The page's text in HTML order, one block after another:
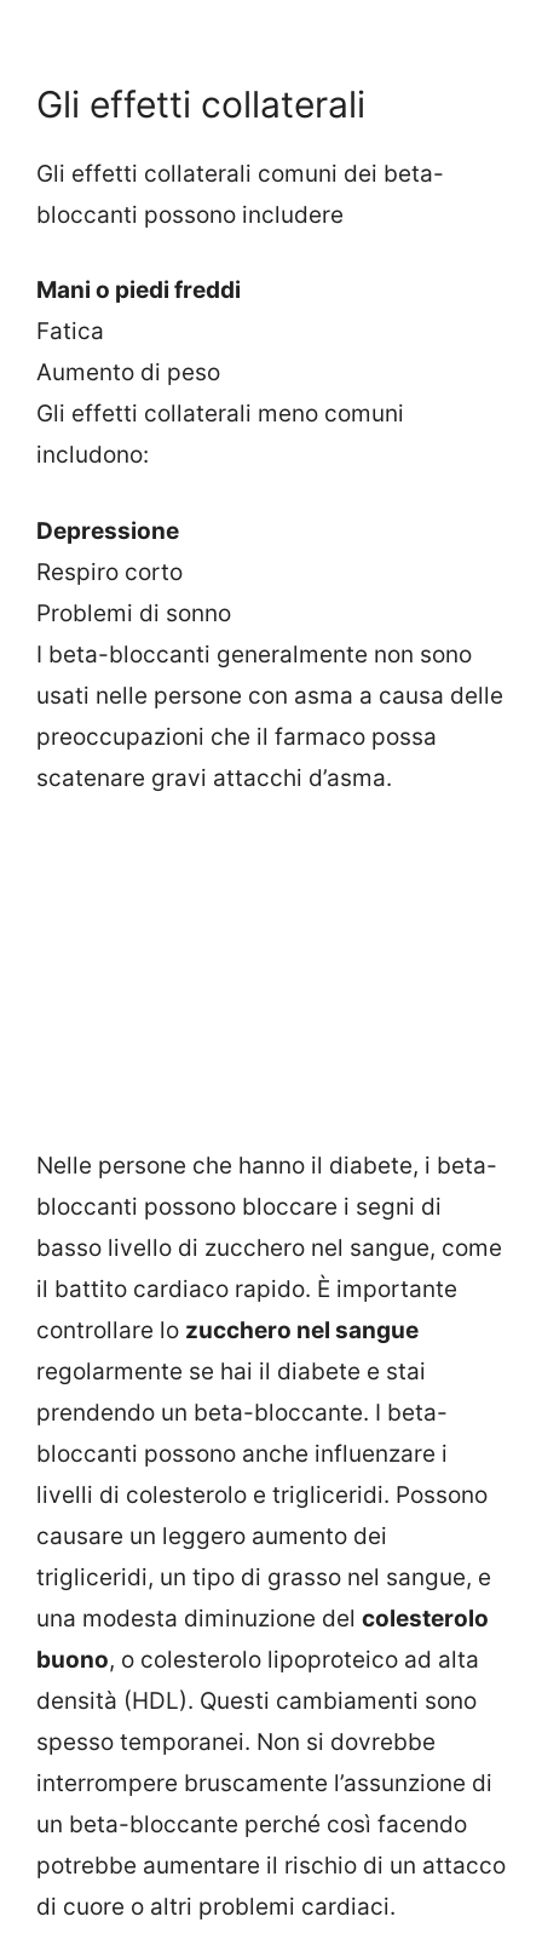
Gli effetti collaterali
Gli effetti collaterali comuni dei beta-
bloccanti possono includere
Mani o piedi freddi
Fatica
Aumento di peso
Gli effetti collaterali meno comuni
includono:
Depressione
Respiro corto
Problemi di sonno
I beta-bloccanti generalmente non sono
usati nelle persone con asma a causa delle
preoccupazioni che il farmaco possa
scatenare gravi attacchi d’asma.
Nelle persone che hanno il diabete, i beta-
bloccanti possono bloccare i segni di
basso livello di zucchero nel sangue, come
il battito cardiaco rapido. È importante
controllare lo zucchero nel sangue
regolarmente se hai il diabete e stai
prendendo un beta-bloccante. I beta-
bloccanti possono anche influenzare i
livelli di colesterolo e trigliceridi. Possono
causare un leggero aumento dei
trigliceridi, un tipo di grasso nel sangue, e
una modesta diminuzione del colesterolo
buono, o colesterolo lipoproteico ad alta
densità (HDL). Questi cambiamenti sono
spesso temporanei. Non si dovrebbe
interrompere bruscamente l’assunzione di
un beta-bloccante perché così facendo
potrebbe aumentare il rischio di un attacco
di cuore o altri problemi cardiaci.